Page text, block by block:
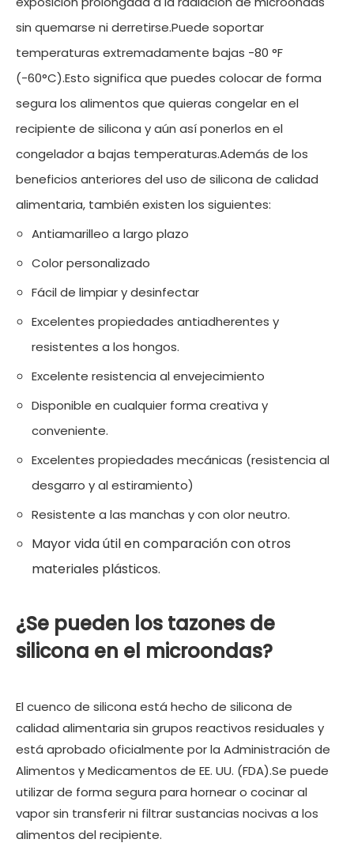
sin quemarse ni derretirse.Puede soportar
temperaturas extremadamente bajas -80 °F
(-60°C).Esto significa que puedes colocar de forma
segura los alimentos que quieras congelar en el
recipiente de silicona y aún así ponerlos en el
congelador a bajas temperaturas.Además de los
beneficios anteriores del uso de silicona de calidad
alimentaria, también existen los siguientes:
Antiamarilleo a largo plazo
Color personalizado
Fácil de limpiar y desinfectar
Excelentes propiedades antiadherentes y
resistentes a los hongos.
Excelente resistencia al envejecimiento
Disponible en cualquier forma creativa y
conveniente.
Excelentes propiedades mecánicas (resistencia al
desgarro y al estiramiento)
Resistente a las manchas y con olor neutro.
Mayor vida útil en comparación con otros
materiales plásticos.
¿Se pueden los tazones de
silicona en el microondas?
El cuenco de silicona está hecho de silicona de
calidad alimentaria sin grupos reactivos residuales y
está aprobado oficialmente por la Administración de
Alimentos y Medicamentos de EE. UU. (FDA).Se puede
utilizar de forma segura para hornear o cocinar al
vapor sin transferir ni filtrar sustancias nocivas a los
alimentos del recipiente.